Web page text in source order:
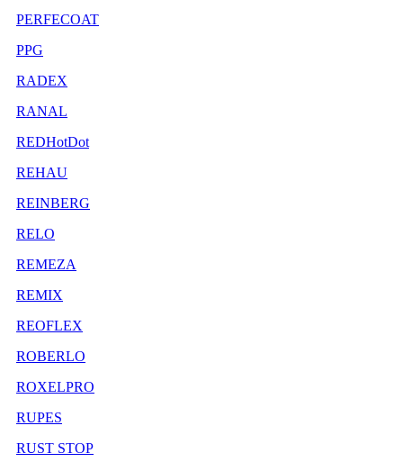
PERFECOAT
PPG
RADEX
RANAL
REDHotDot
REHAU
REINBERG
RELO
REMEZA
REMIX
REOFLEX
ROBERLO
ROXELPRO
RUPES
RUST STOP